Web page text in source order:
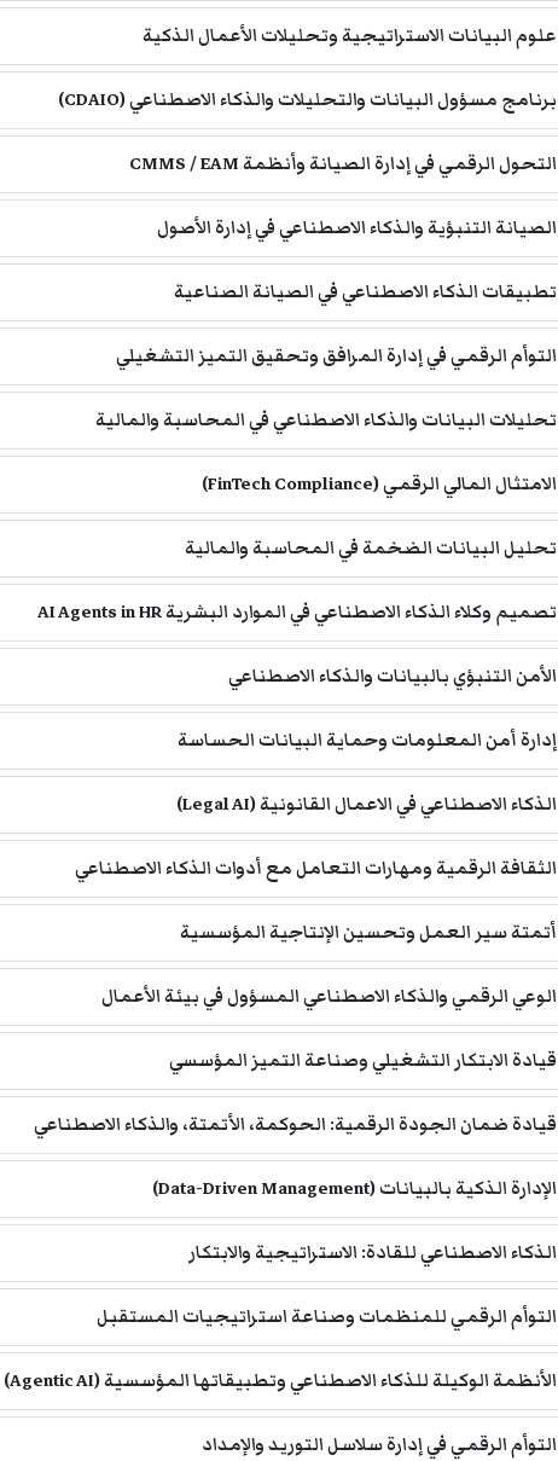
علوم البيانات الاستراتيجية وتحليلات الأعمال الذكية
برنامج مسؤول البيانات والتحليلات والذكاء الاصطناعي (CDAIO)
التحول الرقمي في إدارة الصيانة وأنظمة CMMS / EAM
الصيانة التنبؤية والذكاء الاصطناعي في إدارة الأصول
تطبيقات الذكاء الاصطناعي في الصيانة الصناعية
التوأم الرقمي في إدارة المرافق وتحقيق التميز التشغيلي
تحليلات البيانات والذكاء الاصطناعي في المحاسبة والمالية
الامتثال المالي الرقمي (FinTech Compliance)
تحليل البيانات الضخمة في المحاسبة والمالية
تصميم وكلاء الذكاء الاصطناعي في الموارد البشرية AI Agents in HR
الأمن التنبؤي بالبيانات والذكاء الاصطناعي
إدارة أمن المعلومات وحماية البيانات الحساسة
الذكاء الاصطناعي في الاعمال القانونية (Legal AI)
الثقافة الرقمية ومهارات التعامل مع أدوات الذكاء الاصطناعي
أتمتة سير العمل وتحسين الإنتاجية المؤسسية
الوعي الرقمي والذكاء الاصطناعي المسؤول في بيئة الأعمال
قيادة الابتكار التشغيلي وصناعة التميز المؤسسي
قيادة ضمان الجودة الرقمية: الحوكمة، الأتمتة، والذكاء الاصطناعي
الإدارة الذكية بالبيانات (Data-Driven Management)
الذكاء الاصطناعي للقادة: الاستراتيجية والابتكار
التوأم الرقمي للمنظمات وصناعة استراتيجيات المستقبل
الأنظمة الوكيلة للذكاء الاصطناعي وتطبيقاتها المؤسسية (Agentic AI)
التوأم الرقمي في إدارة سلاسل التوريد والإمداد